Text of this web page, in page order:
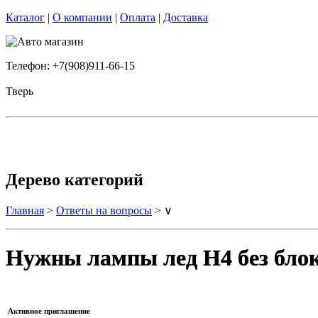
Каталог | О компании | Оплата | Доставка
Телефон: +7(908)911-66-15
Тверь
Дерево категорий
Главная > Ответы на вопросы > ∨
Нужны лампы лед H4 без
Активное приглашение